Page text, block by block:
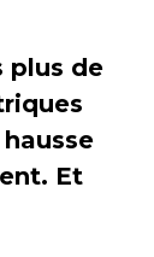
plus de
Et